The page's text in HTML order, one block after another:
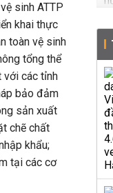
sinh ATTP
khai thực
toàn vệ sinh
tổng thể
với các tỉnh
bảo đảm
sản xuất
chẽ chất
khẩu;
tại các cơ